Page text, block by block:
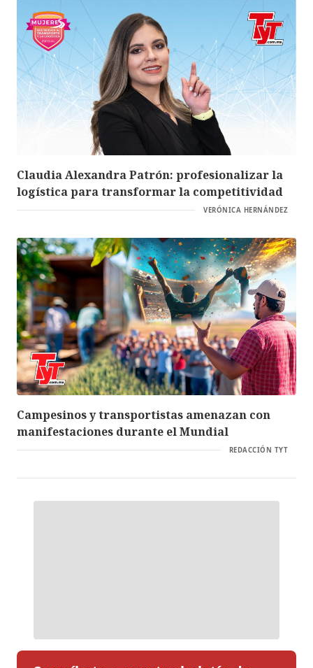
Claudia Alexandra Patrón: profesionalizar la
logística para transformar la competitividad
VERÓNICA HERNÁNDEZ
Campesinos y transportistas amenazan con
manifestaciones durante el Mundial
REDACCIÓN TYT